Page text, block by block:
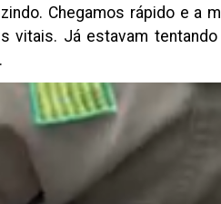
Chegamos rápido e a
vitais. Já estavam